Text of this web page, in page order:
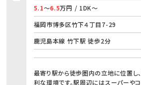
5.1～6.5万円 / 1DK～
福岡市博多区竹下４丁目7-29
鹿児島本線 竹下駅 徒歩2分
最寄り駅から徒歩圏内の立地に位置し
利な環境です。駅周辺にはスーパーや